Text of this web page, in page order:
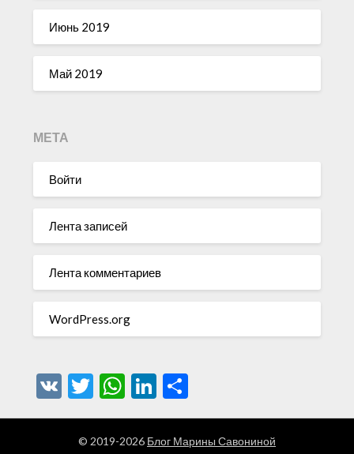
Июнь 2019
Май 2019
МЕТА
Войти
Лента записей
Лента комментариев
WordPress.org
VK Twitter
WhatsApp
LinkedIn
© 2019-2026 Блог Марины Савониной